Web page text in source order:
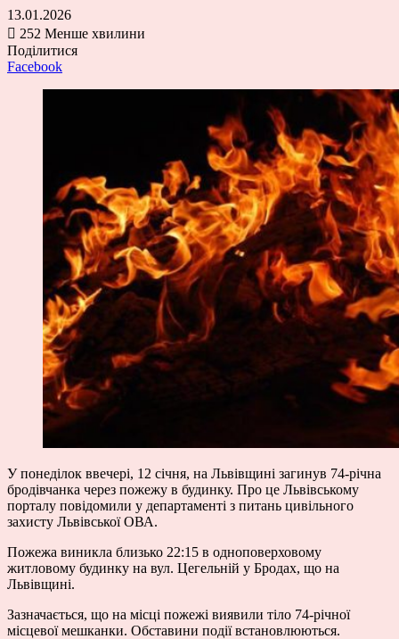
13.01.2026
252 Менше хвилини
Поділитися
Facebook
У понеділок ввечері, 12 січня, на Львівщині загинув 74-річна
бродівчанка через пожежу в будинку. Про це Львівському
порталу повідомили у департаменті з питань цивільного
захисту Львівської ОВА.
Пожежа виникла близько 22:15 в одноповерховому
житловому будинку на вул. Цегельній у Бродах, що на
Львівщині.
Зазначається, що на місці пожежі виявили тіло 74-річної
місцевої мешканки. Обставини події встановлюються.